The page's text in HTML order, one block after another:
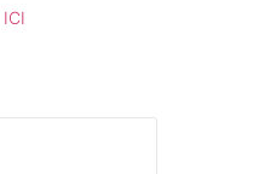
ICI